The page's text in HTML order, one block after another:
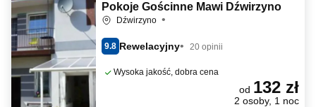
Pokoje Gościnne Mawi Dźwirzyno
Dźwirzyno
9.8 Rewelacyjny 20 opinii
Wysoka jakość, dobra cena
od 132 zł
2 osoby, 1 noc